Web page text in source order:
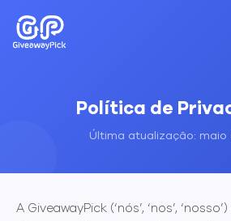
Política de
Última atualização: maio
A GiveawayPick (‘nós’, ‘nos’,